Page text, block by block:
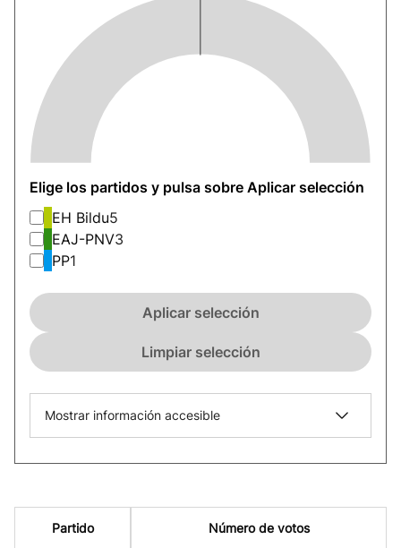
Elige los partidos y pulsa sobre Aplicar selección
EH Bildu5
EAJ-PNV3
PP1
Aplicar selección
Limpiar selección
Mostrar información accesible
Partido Número de votos